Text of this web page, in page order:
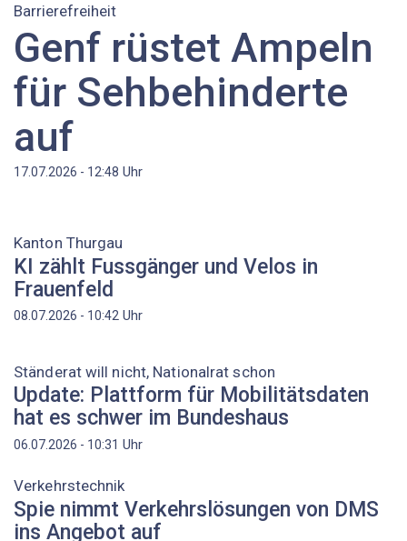
Barrierefreiheit
Genf rüstet Ampeln
für Sehbehinderte
auf
17.07.2026 - 12:48 Uhr
Kanton Thurgau
KI zählt Fussgänger und Velos in
Frauenfeld
08.07.2026 - 10:42 Uhr
Ständerat will nicht, Nationalrat schon
Update: Plattform für Mobilitätsdaten
hat es schwer im Bundeshaus
06.07.2026 - 10:31 Uhr
Verkehrstechnik
Spie nimmt Verkehrslösungen von DMS
ins Angebot auf